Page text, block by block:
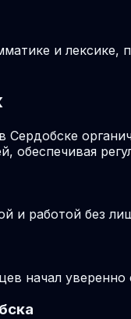
и
Сердобске
обеспечивая
и работой без
начал